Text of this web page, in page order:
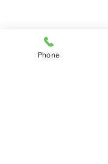
Phone